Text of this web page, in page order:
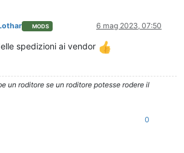
MODS 6 mag 2023, 07:50
spedizioni ai vendor
un roditore se un roditore potesse rodere il
0